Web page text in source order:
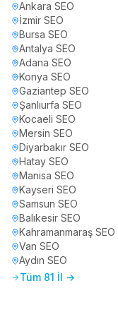
Ankara SEO
İzmir SEO
Bursa SEO
Antalya SEO
Adana SEO
Konya SEO
Gaziantep SEO
Şanlıurfa SEO
Kocaeli SEO
Mersin SEO
Diyarbakır SEO
Hatay SEO
Manisa SEO
Kayseri SEO
Samsun SEO
Balıkesir SEO
Kahramanmaraş SEO
Van SEO
Aydın SEO
Tüm 81 İl →